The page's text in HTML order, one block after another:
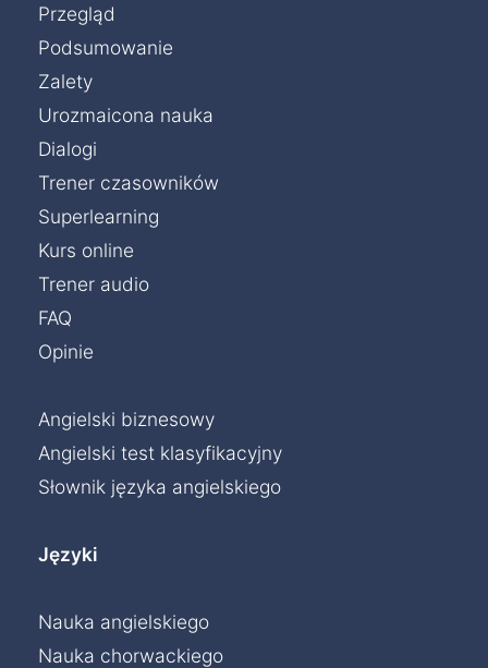
Przegląd
Podsumowanie
Zalety
Urozmaicona nauka
Dialogi
Trener czasowników
Superlearning
Kurs online
Trener audio
FAQ
Opinie
Angielski biznesowy
Angielski test klasyfikacyjny
Słownik języka angielskiego
Języki
Nauka angielskiego
Nauka chorwackiego